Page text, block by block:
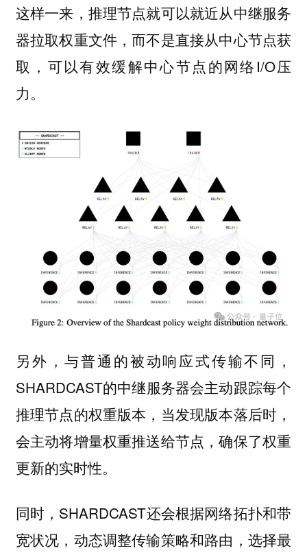
这样一来，推理节点就可以就近从中继服务
器拉取权重文件，而不是直接从中心节点获
取，可以有效缓解中心节点的网络I/O压
力。
另外，与普通的被动响应式传输不同，
SHARDCAST的中继服务器会主动跟踪每个
推理节点的权重版本，当发现版本落后时，
会主动将增量权重推送给节点，确保了权重
更新的实时性。
同时，SHARDCAST还会根据网络拓扑和带
宽状况，动态调整传输策略和路由，选择最